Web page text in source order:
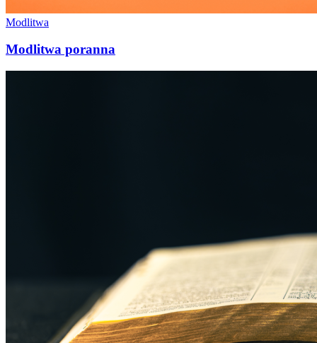
Modlitwa
Modlitwa poranna